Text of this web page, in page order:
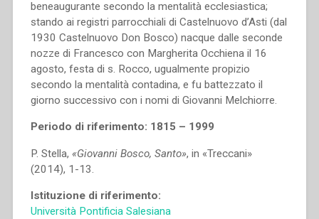
beneaugurante secondo la mentalità ecclesiastica;
stando ai registri parrocchiali di Castelnuovo d’Asti (dal
1930 Castelnuovo Don Bosco) nacque dalle seconde
nozze di Francesco con Margherita Occhiena il 16
agosto, festa di s. Rocco, ugualmente propizio
secondo la mentalità contadina, e fu battezzato il
giorno successivo con i nomi di Giovanni Melchiorre.
Periodo di riferimento: 1815 – 1999
P. Stella, «Giovanni Bosco, Santo», in «Treccani»
(2014), 1-13.
Istituzione di riferimento:
Università Pontificia Salesiana